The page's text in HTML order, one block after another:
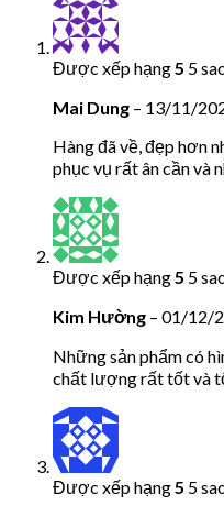
Được xếp hạng 5 5
Mai Dung – 13/11/
Hàng đã về, đẹp hơn
phục vụ rất ân cần và
Được xếp hạng 5 5
Kim Hường – 01/12/
Những sản phẩm có
chất lượng rất tốt và
Được xếp hạng 5 5